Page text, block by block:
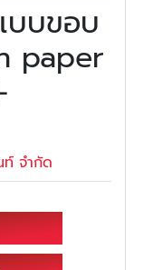
บบขอบ
paper
ท์ จำกัด